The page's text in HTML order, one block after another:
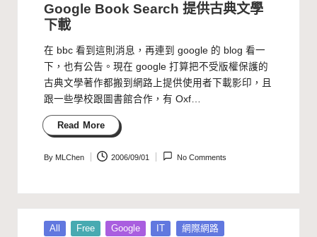
Google Book Search 提供古典文學
下載
在 bbc 看到這則消息，再連到 google 的 blog 看一
下，也有公告。現在 google 打算把不受版權保護的
古典文學著作都搬到網路上提供使用者下載影印，且
跟一些學校跟圖書館合作，有 Oxf…
Read More
Posted
By MLChen 2006/09/01 No Comments
Posted
All Free Google IT
網際網路